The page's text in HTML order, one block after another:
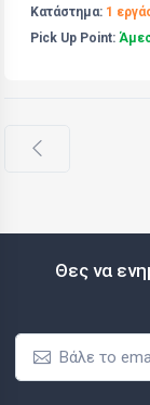
Κατάστημα: 1
Pick Up Point:
Θες να